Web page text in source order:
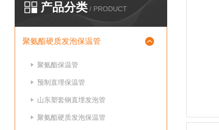
产品分类 / PRODUCT
聚氨酯硬质发泡保温管
聚氨酯保温管
预制直埋保温管
山东塑套钢直埋发泡管
聚氨酯硬质发泡保温管